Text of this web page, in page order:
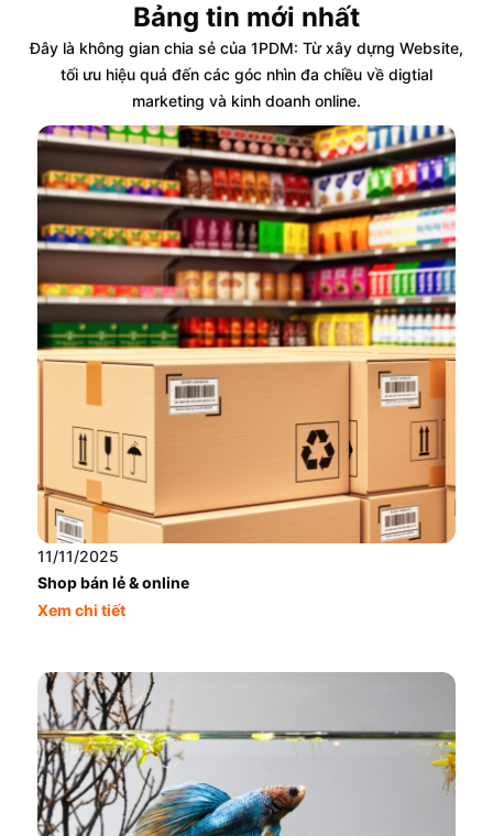
Bảng tin mới nhất
Đây là không gian chia sẻ của 1PDM: Từ xây dựng Website,
tối ưu hiệu quả đến các góc nhìn đa chiều về digtial
marketing và kinh doanh online.
11/11/2025
Shop bán lẻ & online
Xem chi tiết